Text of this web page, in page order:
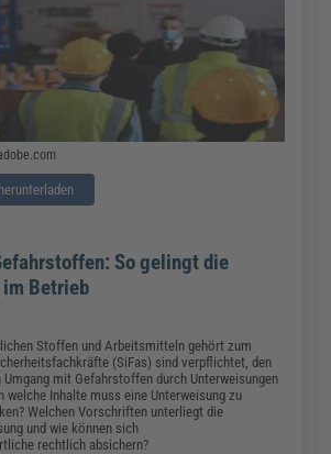
So gelingt die
Betrieb
Stoffen und Arbeitsmitteln gehört zum
(SiFas) sind verpflichtet, den
mit Gefahrstoffen durch Unterweisungen
welche Inhalte muss eine Unterweisung zu
Welchen Vorschriften unterliegt die
und wie können sich
rechtlich absichern?